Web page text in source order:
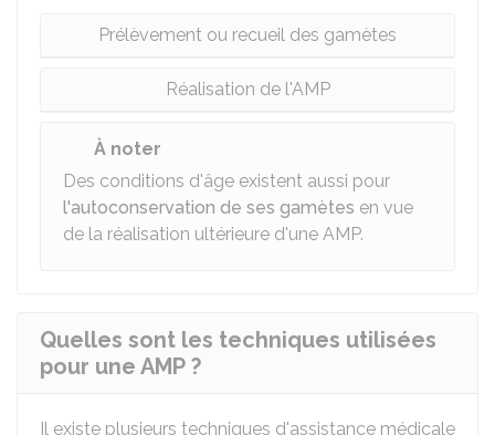
Prélèvement ou recueil des gamètes
Réalisation de l'AMP
À noter
Des conditions d'âge existent aussi pour
l'autoconservation de ses gamètes en vue
de la réalisation ultérieure d'une AMP.
Quelles sont les techniques utilisées
pour une AMP ?
Il existe plusieurs techniques d'assistance médicale